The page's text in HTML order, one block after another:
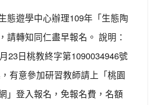
態遊學中心辦理109年「生態陶
請轉知同仁盡早報名。 說明：
23日桃教終字第1090034946號
有意參加研習教師請上「桃園
」登入報名，免報名費，名額